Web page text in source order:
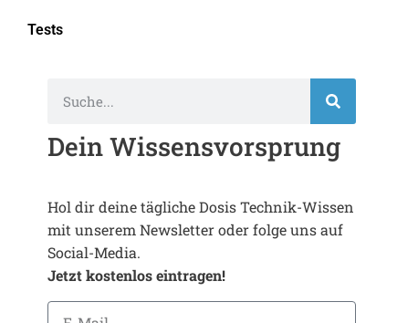
Tests
Dein Wissensvorsprung
Hol dir deine tägliche Dosis Technik-Wissen
mit unserem Newsletter oder folge uns auf
Social-Media.
Jetzt kostenlos eintragen!